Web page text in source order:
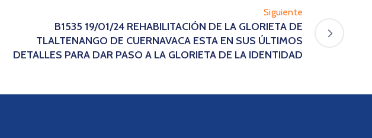
Siguiente
B1535 19/01/24 REHABILITACIÓN DE LA GLORIETA DE
TLALTENANGO DE CUERNAVACA ESTA EN SUS ÚLTIMOS
DETALLES PARA DAR PASO A LA GLORIETA DE LA IDENTIDAD